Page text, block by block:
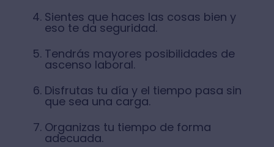
Sientes que haces las cosas bien y
eso te da seguridad.
Tendrás mayores posibilidades de
ascenso laboral.
Disfrutas tu día y el tiempo pasa sin
que sea una carga.
Organizas tu tiempo de forma
adecuada.